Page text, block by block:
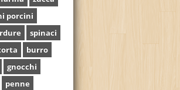
porcini
spinaci
burro
gnocchi
penne